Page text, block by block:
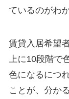
ているのがわ
賃貸入居希望
上に10段階で
色になるにつ
ことが、分か